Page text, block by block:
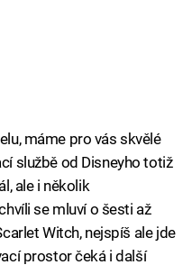
máme pro vás skvělé
službě od Disneyho totiž
ale i několik
se mluví o šesti až
Witch, nejspíš ale jde
prostor čeká i další